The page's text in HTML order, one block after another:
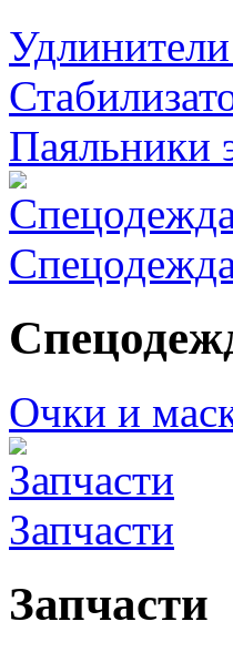
Паяльники
Очки и
Запчасти
Запчасти